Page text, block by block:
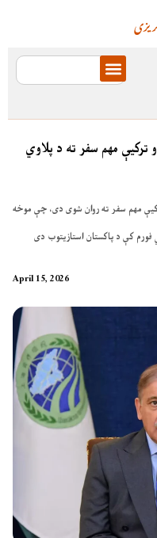
مهم سفر ته د پلاوي
مهم سفر ته روان شوی دی، چې موخه
فورم کې د پاکستان استازیتوب دی
April 15, 2026